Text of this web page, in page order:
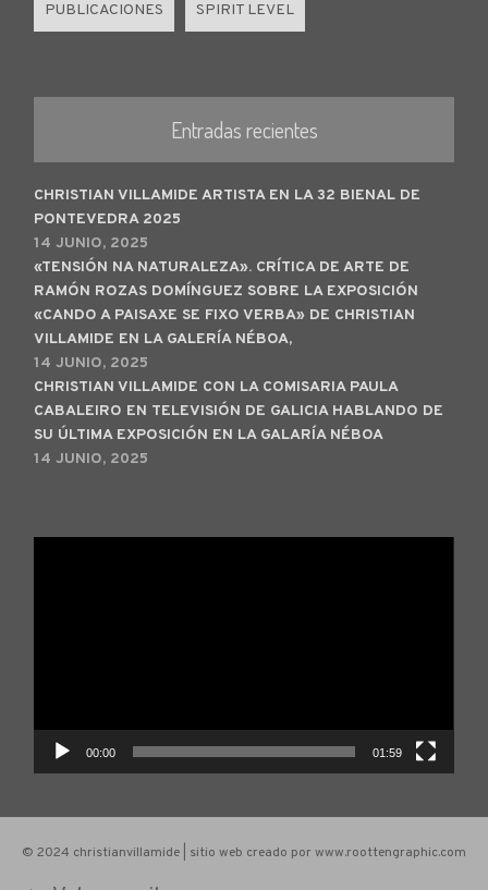
PUBLICACIONES SPIRIT LEVEL
Entradas recientes
CHRISTIAN VILLAMIDE ARTISTA EN LA 32 BIENAL DE
PONTEVEDRA 2025
14 JUNIO, 2025
«TENSIÓN NA NATURALEZA». CRÍTICA DE ARTE DE
RAMÓN ROZAS DOMÍNGUEZ SOBRE LA EXPOSICIÓN
«CANDO A PAISAXE SE FIXO VERBA» DE CHRISTIAN
VILLAMIDE EN LA GALERÍA NÉBOA,
14 JUNIO, 2025
CHRISTIAN VILLAMIDE CON LA COMISARIA PAULA
CABALEIRO EN TELEVISIÓN DE GALICIA HABLANDO DE
SU ÚLTIMA EXPOSICIÓN EN LA GALARÍA NÉBOA
14 JUNIO, 2025
00:00 01:59
© 2024 christianvillamide | sitio web creado por www.roottengraphic.com